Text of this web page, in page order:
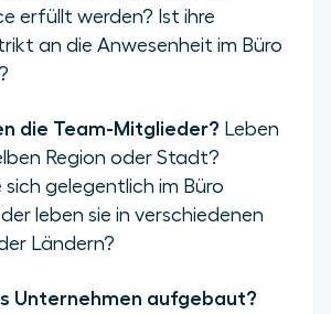
erfüllt werden? Ist ihre
an die Anwesenheit im Büro
die Team-Mitglieder? Leben
Region oder Stadt?
sich gelegentlich im Büro
leben sie in verschiedenen
Ländern?
Unternehmen aufgebaut?